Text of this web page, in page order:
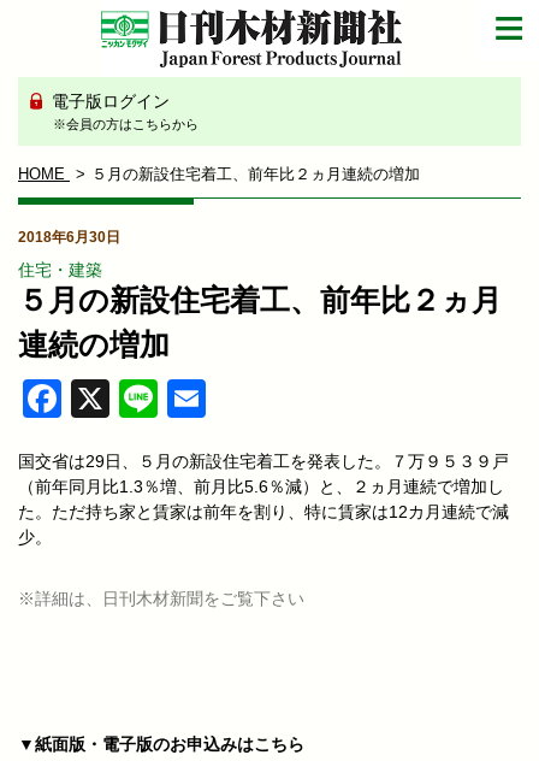
電子版ログイン
※会員の方はこちらから
HOME ５月の新設住宅着工、前年比２ヵ月連続の増加
2018年6月30日
住宅・建築
５月の新設住宅着工、前年比２ヵ月
連続の増加
Facebook
X Line
国交省は29日、５月の新設住宅着工を発表した。７万９５３９戸
（前年同月比1.3％増、前月比5.6％減）と、２ヵ月連続で増加し
た。ただ持ち家と賃家は前年を割り、特に賃家は12カ月連続で減
少。
※詳細は、日刊木材新聞をご覧下さい
▼紙面版・電子版のお申込みはこちら